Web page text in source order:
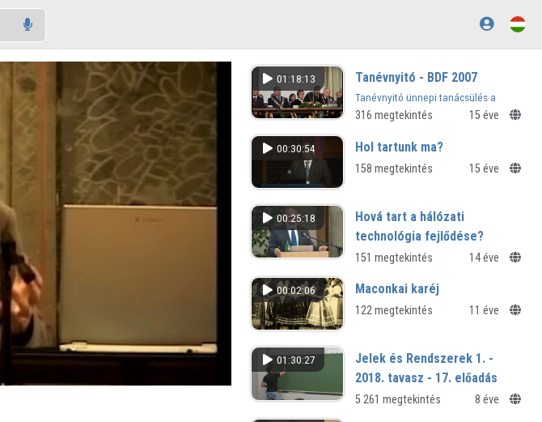
01:18:13 Tanévnyitó - BDF 2007
Tanévnyitó ünnepi tanácsülés a
Berzsenyi Dániel Főiskolán -
316 megtekintés 15 éve
00:30:54 Hol tartunk ma?
158 megtekintés 15 éve
00:25:18
Hová tart a hálózati
technológia fejlődése?
151 megtekintés 14 éve
00:02:06 Maconkai karéj
122 megtekintés 11 éve
01:30:27
Jelek és Rendszerek 1. -
2018. tavasz - 17. előadás
5 261 megtekintés 8 éve